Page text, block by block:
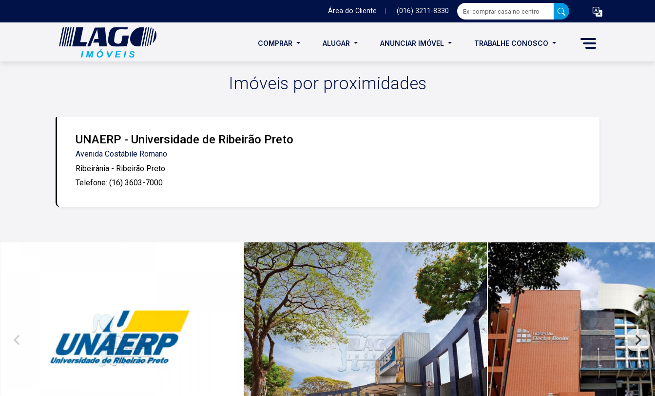
Área do Cliente (016) 3211-8330
COMPRAR ALUGAR ANUNCIAR IMÓVEL TRABALHE CONOSCO
Imóveis por proximidades
UNAERP - Universidade de Ribeirão Preto
Avenida Costábile Romano
Ribeirânia - Ribeirão Preto
Telefone: (16) 3603-7000